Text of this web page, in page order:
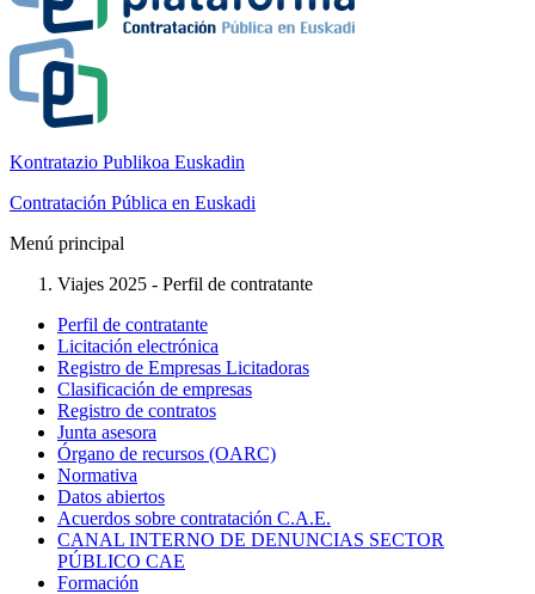
Kontratazio Publikoa Euskadin
Contratación Pública en Euskadi
Menú principal
Viajes 2025 - Perfil de contratante
Perfil de contratante
Licitación electrónica
Registro de Empresas Licitadoras
Clasificación de empresas
Registro de contratos
Junta asesora
Órgano de recursos (OARC)
Normativa
Datos abiertos
Acuerdos sobre contratación C.A.E.
CANAL INTERNO DE DENUNCIAS SECTOR
PÚBLICO CAE
Formación